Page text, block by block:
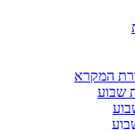
המקרא
שבוע